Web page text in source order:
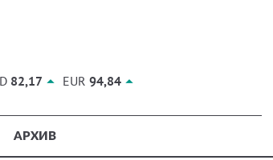
82,17 EUR 94,84
АРХИВ